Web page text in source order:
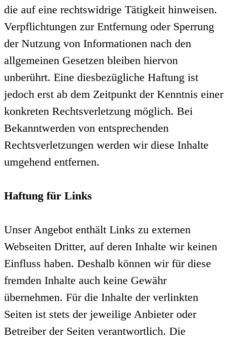
die auf eine rechtswidrige Tätigkeit hinweisen.
Verpflichtungen zur Entfernung oder Sperrung
der Nutzung von Informationen nach den
allgemeinen Gesetzen bleiben hiervon
unberührt. Eine diesbezügliche Haftung ist
jedoch erst ab dem Zeitpunkt der Kenntnis einer
konkreten Rechtsverletzung möglich. Bei
Bekanntwerden von entsprechenden
Rechtsverletzungen werden wir diese Inhalte
umgehend entfernen.
Haftung für Links
Unser Angebot enthält Links zu externen
Webseiten Dritter, auf deren Inhalte wir keinen
Einfluss haben. Deshalb können wir für diese
fremden Inhalte auch keine Gewähr
übernehmen. Für die Inhalte der verlinkten
Seiten ist stets der jeweilige Anbieter oder
Betreiber der Seiten verantwortlich. Die